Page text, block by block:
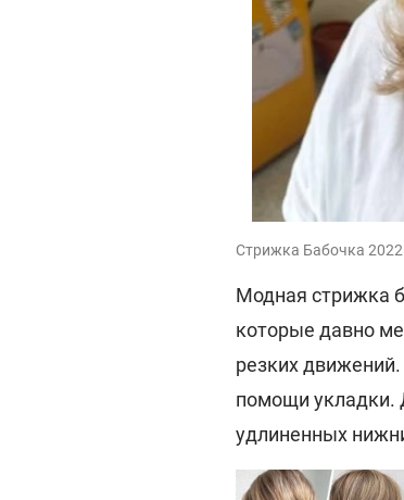
Стрижка Бабочка
Модная стрижка
которые давно
резких
помощи укладки.
удлиненных